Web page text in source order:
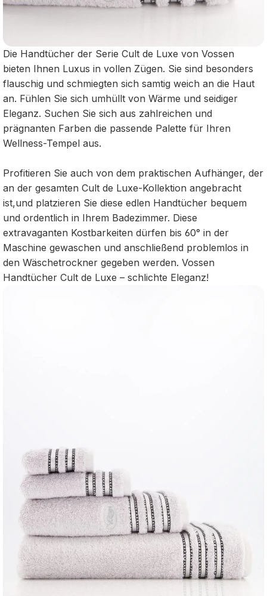
Die Handtücher der Serie Cult de Luxe von Vossen
bieten Ihnen Luxus in vollen Zügen. Sie sind besonders
flauschig und schmiegten sich samtig weich an die Haut
an. Fühlen Sie sich umhüllt von Wärme und seidiger
Eleganz. Suchen Sie sich aus zahlreichen und
prägnanten Farben die passende Palette für Ihren
Wellness-Tempel aus.
Profitieren Sie auch von dem praktischen Aufhänger, der
an der gesamten Cult de Luxe-Kollektion angebracht
ist,und platzieren Sie diese edlen Handtücher bequem
und ordentlich in Ihrem Badezimmer. Diese
extravaganten Kostbarkeiten dürfen bis 60° in der
Maschine gewaschen und anschließend problemlos in
den Wäschetrockner gegeben werden. Vossen
Handtücher Cult de Luxe – schlichte Eleganz!